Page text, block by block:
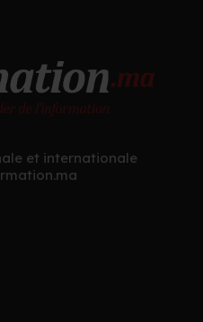
et internationale